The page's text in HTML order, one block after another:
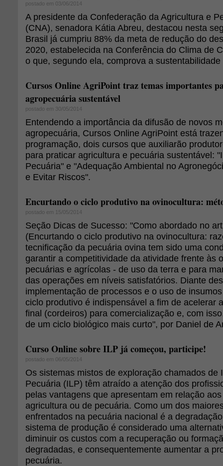
postado em 03/06/2014
A presidente da Confederação da Agricultura e
(CNA), senadora Kátia Abreu, destacou nesta
Brasil já cumpriu 88% da meta de redução do
2020, estabelecida na Conferência do Clima de
o que, segundo ela, comprova a
Cursos Online AgriPoint traz temas importantes
agropecuária sustentável
postado em 30/05/2014
Entendendo a importância da difusão de novos
agropecuária, Cursos Online AgriPoint está
programação, dois cursos que auxiliarão
para praticar agricultura e pecuária sustentável:
Pecuária" e "Adequação Ambiental no
e Evitar Riscos".
Encurtando o ciclo produtivo na ovinocultura:
postado em 15/05/2014
Seção Dicas de Sucesso: "Como abordado no
(Encurtando o ciclo produtivo na ovinocultura:
tecnificação da pecuária ovina tem sido uma
garantir a competitividade da atividade frente às
pecuárias e agrícolas - de uso da terra e para
das operações em níveis satisfatórios. Diante
implementação de processos e o uso de
ciclo produtivo é indispensável a fim de acelerar
final (cordeiros) para comercialização e, com
de um ciclo biológico mais curto", por Daniel de
Curso Online sobre ILP já começou, participe!
postado em 06/05/2014
Os sistemas mistos de exploração chamados de
Pecuária (ILP) têm atraído a atenção dos
pelas vantagens que apresentam em relação
agricultura ou de pecuária. Como um dos
enfrentados na pecuária nacional é a
sistema de produção é considerado uma
diminuir os custos com a recuperação ou
degradadas, e consequentemente aumentar a
pecuária.